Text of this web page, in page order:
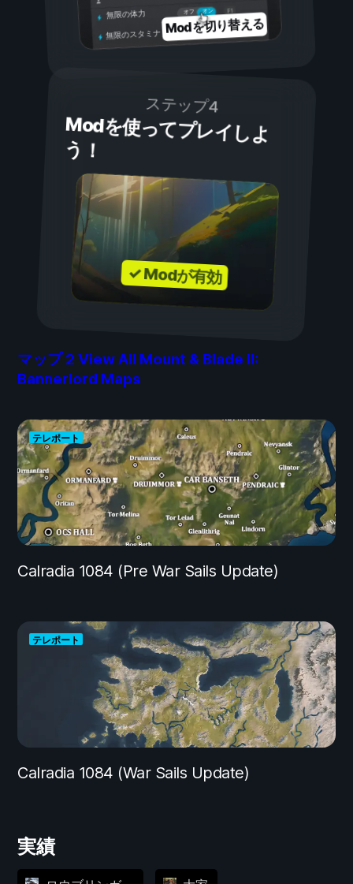
オン
オフ
無限の体力
無限のスタミナ Modを切り替える
ステップ4
Modを使ってプレイしよ
う！
✓ Modが有効
マップ2 View All Mount & Blade II:
Bannerlord Maps
テレポート
Calradia 1084 (Pre War Sails Update)
テレポート
Calradia 1084 (War Sails Update)
実績